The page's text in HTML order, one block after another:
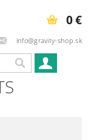
info@gravity-shop.sk
0 €